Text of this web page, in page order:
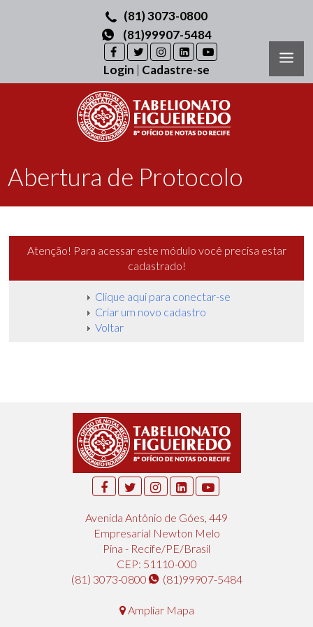
(81) 3073-0800
(81)99907-5484
Login | Cadastre-se
Abertura de Protocolo
Atenção! Para acessar este módulo você precisa estar
cadastrado!
Clique aqui para conectar-se
Criar um novo cadastro
Voltar
Avenida Antônio de Góes, 449
Empresarial Newton Melo
Pina - Recife/PE/Brasil
CEP: 51110-000
(81) 3073-0800
(81)99907-5484
Ampliar Mapa